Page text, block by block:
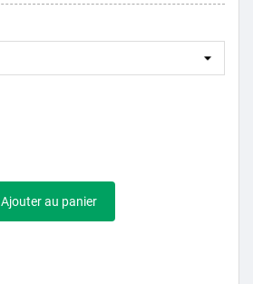
Ajouter au panier